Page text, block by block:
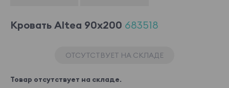
Кровать Altea 90x200 683518
ОТСУТСТВУЕТ НА СКЛАДЕ
Товар отсутствует на складе.